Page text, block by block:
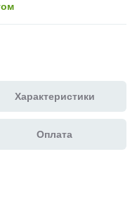
Характеристики
Оплата